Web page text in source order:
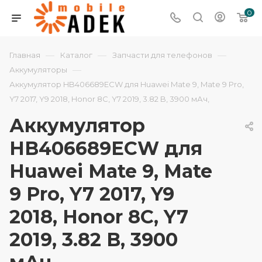
0
Главная — Каталог — Запчасти для телефонов —
Аккумуляторы —
Аккумулятор HB406689ECW для Huawei Mate 9, Mate 9 Pro,
Y7 2017, Y9 2018, Honor 8C, Y7 2019, 3.82 B, 3900 мАч,
Аккумулятор
HB406689ECW для
Huawei Mate 9, Mate
9 Pro, Y7 2017, Y9
2018, Honor 8C, Y7
2019, 3.82 B, 3900